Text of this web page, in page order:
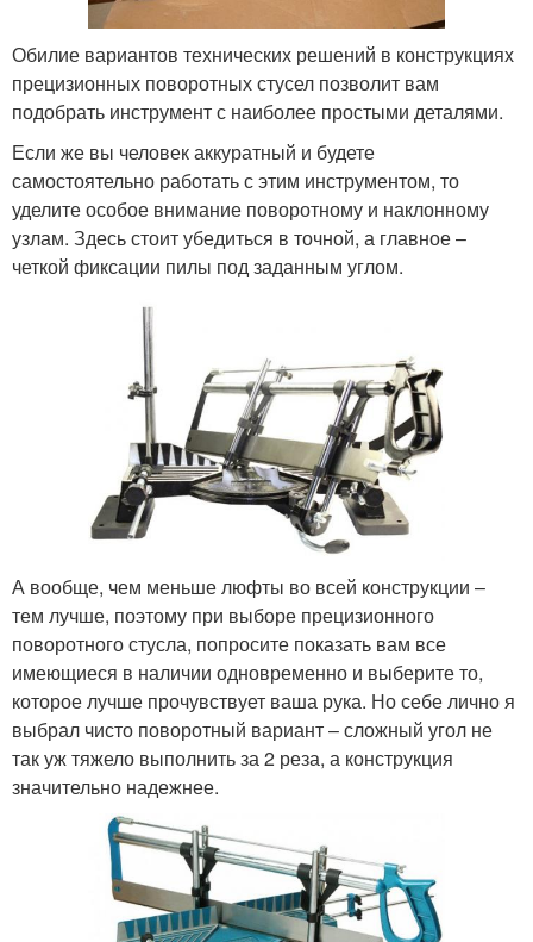
Обилие вариантов технических решений в конструкциях
прецизионных поворотных стусел позволит вам
подобрать инструмент с наиболее простыми деталями.
Если же вы человек аккуратный и будете
самостоятельно работать с этим инструментом, то
уделите особое внимание поворотному и наклонному
узлам. Здесь стоит убедиться в точной, а главное –
четкой фиксации пилы под заданным углом.
А вообще, чем меньше люфты во всей конструкции –
тем лучше, поэтому при выборе прецизионного
поворотного стусла, попросите показать вам все
имеющиеся в наличии одновременно и выберите то,
которое лучше прочувствует ваша рука. Но себе лично я
выбрал чисто поворотный вариант – сложный угол не
так уж тяжело выполнить за 2 реза, а конструкция
значительно надежнее.